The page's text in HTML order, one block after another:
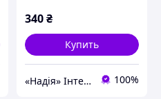
340₴
Купить
«Надія» Інтернет-Магазин 100%